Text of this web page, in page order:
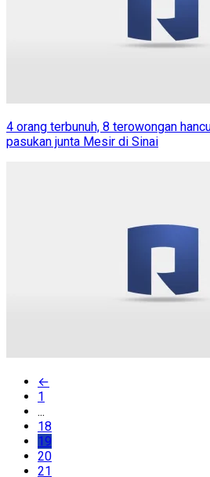
4 orang terbunuh, 8 terowongan
pasukan junta Mesir di Sinai
←
1
...
18
19
20
21